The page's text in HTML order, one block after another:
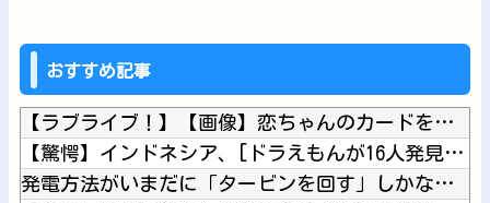
おすすめ記事
【ラブライブ！】【画像】恋ちゃんのカードを求めMELLOW ...
【驚愕】インドネシア、[ドラえもんが16人発見されるｗｗｗｗ...
発電方法がいまだに「タービンを回す」しかない理由ｗｗｗｗ他